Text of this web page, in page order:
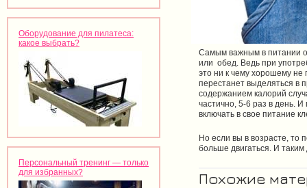
Оборудование для пилатеса:
какое выбрать?
Персональный тренинг — только
для избранных?
Самым важным в питании
или обед. Ведь при
это ни к чему хорошему не
перестанет выделяться в
содержанием калорий
частично, 5-6 раз в день.
включать в свое питание
Но если вы в возрасте, то
больше двигаться. И
Похожие